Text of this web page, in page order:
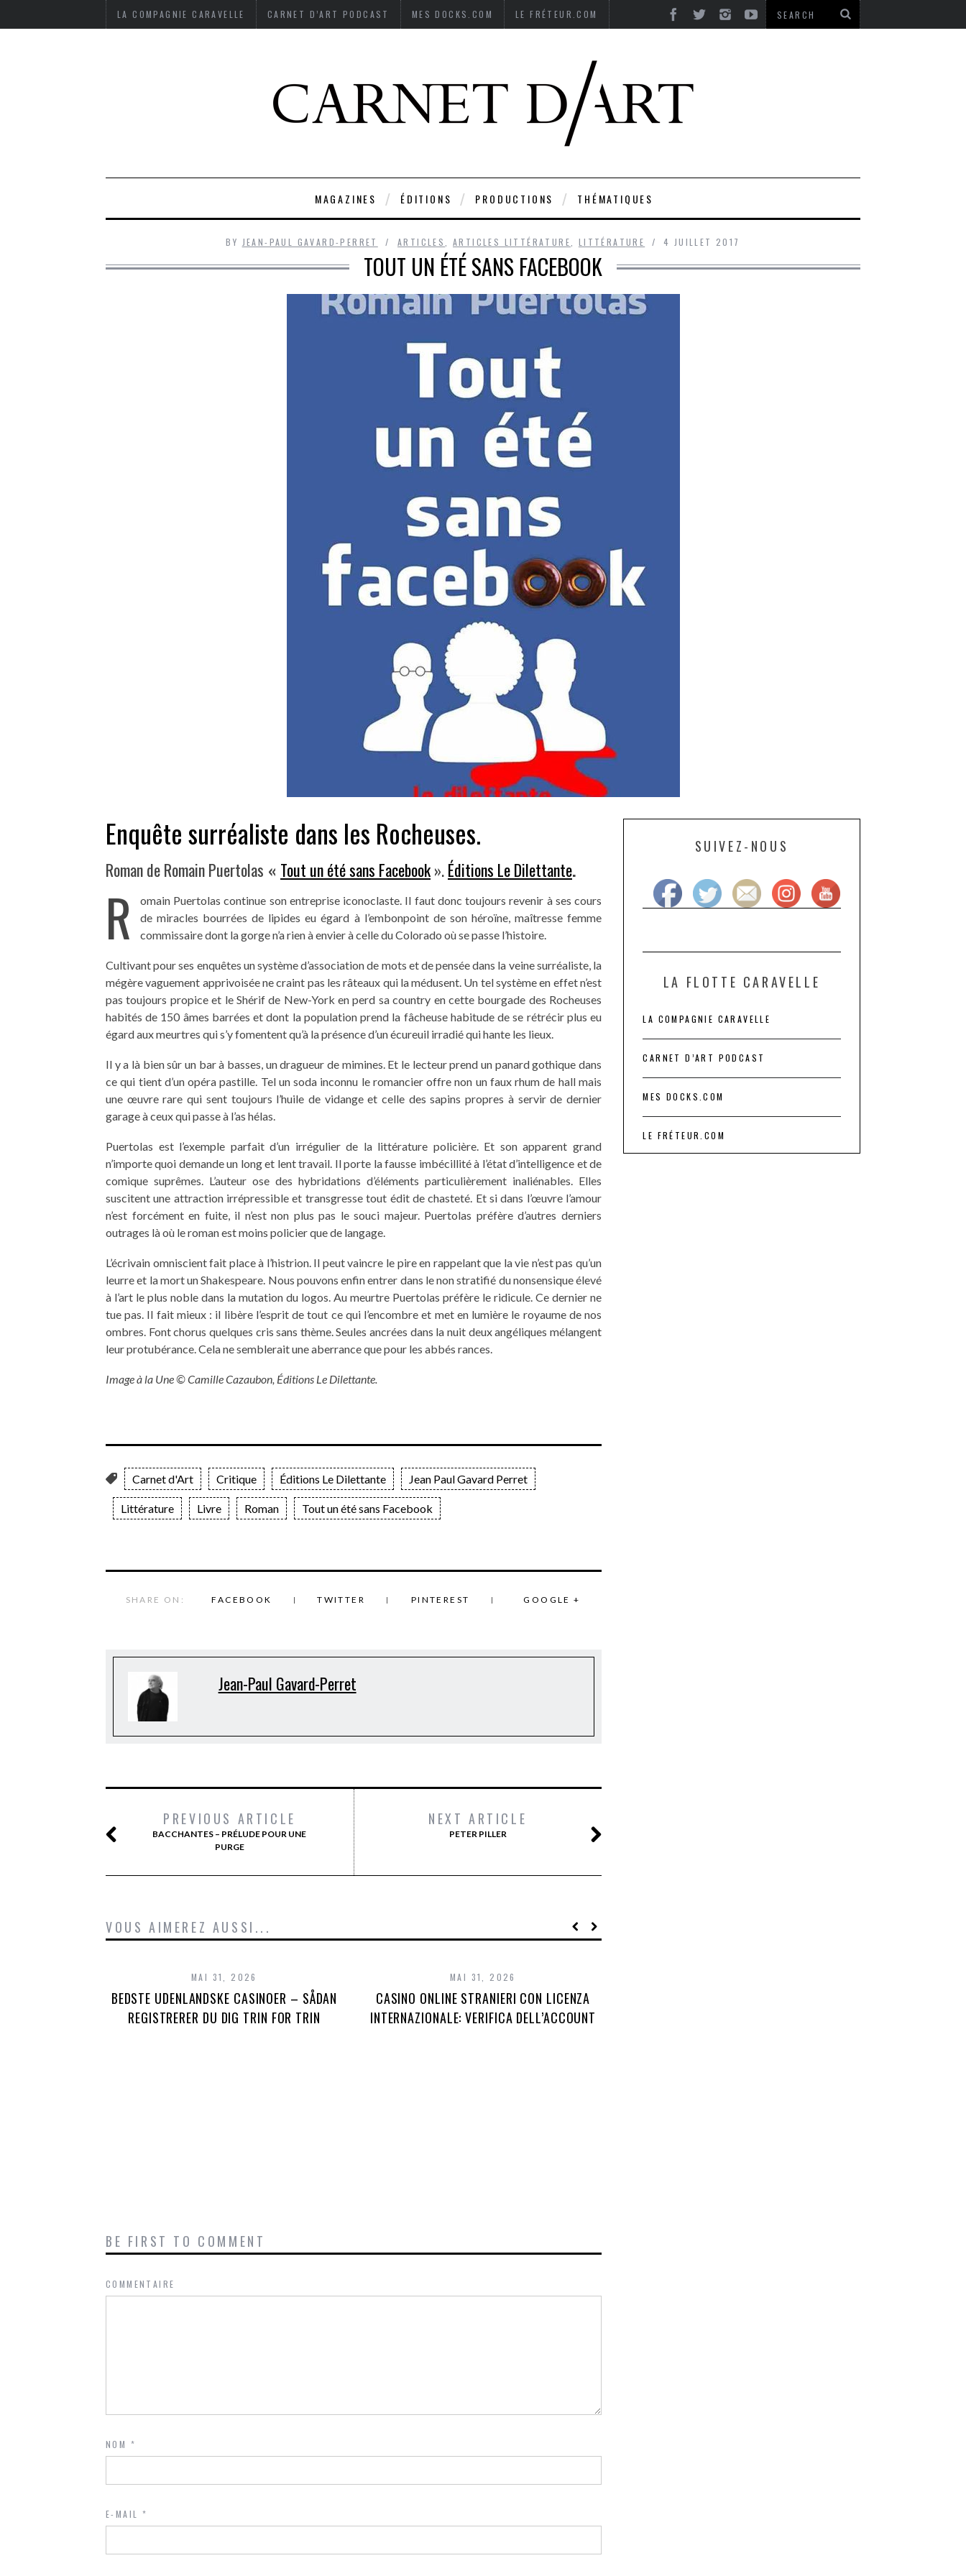
LA COMPAGNIE CARAVELLE CARNET D’ART PODCAST MES DOCKS.COM LE FRÉTEUR.COM
MAGAZINES ÉDITIONS PRODUCTIONS THÉMATIQUES
BY JEAN-PAUL GAVARD-PERRET ARTICLES ARTICLES LITTÉRATURE LITTÉRATURE 4 JUILLET 2017
TOUT UN ÉTÉ SANS FACEBOOK
Enquête surréaliste dans les Rocheuses.
Roman de Romain Puertolas « Tout un été sans Facebook».Éditions Le Dilettante.
R
omain Puertolas continue son entreprise iconoclaste. Il faut donc toujours revenir à ses cours
de miracles bourrées de lipides eu égard à l’embonpoint de son héroïne, maîtresse femme
commissaire dont la gorge n’a rien à envier à celle du Colorado où se passe l’histoire.
Cultivant pour ses enquêtes un système d’association de mots et de pensée dans la veine surréaliste, la
mégère vaguement apprivoisée ne craint pas les râteaux qui la médusent. Un tel système en effet n’est
pas toujours propice et le Shérif de New-York en perd sa country en cette bourgade des Rocheuses
habités de 150 âmes barrées et dont la population prend la fâcheuse habitude de se rétrécir plus eu
égard aux meurtres qui s’y fomentent qu’à la présence d’un écureuil irradié qui hante les lieux.
Il y a là bien sûr un bar à basses, un dragueur de mimines. Et le lecteur prend un panard gothique dans
ce qui tient d’un opéra pastille. Tel un soda inconnu le romancier offre non un faux rhum de hall mais
une œuvre rare qui sent toujours l’huile de vidange et celle des sapins propres à servir de dernier
garage à ceux qui passe à l’as hélas.
Puertolas est l’exemple parfait d’un irrégulier de la littérature policière. Et son apparent grand
n’importe quoi demande un long et lent travail. Il porte la fausse imbécillité à l’état d’intelligence et de
comique suprêmes. L’auteur ose des hybridations d’éléments particulièrement inaliénables. Elles
suscitent une attraction irrépressible et transgresse tout édit de chasteté. Et si dans l’œuvre l’amour
n’est forcément en fuite, il n’est non plus pas le souci majeur. Puertolas préfère d’autres derniers
outrages là où le roman est moins policier que de langage.
L’écrivain omniscient fait place à l’histrion. Il peut vaincre le pire en rappelant que la vie n’est pas qu’un
leurre et la mort un Shakespeare. Nous pouvons enfin entrer dans le non stratifié du nonsensique élevé
à l’art le plus noble dans la mutation du logos. Au meurtre Puertolas préfère le ridicule. Ce dernier ne
tue pas. Il fait mieux : il libère l’esprit de tout ce qui l’encombre et met en lumière le royaume de nos
ombres. Font chorus quelques cris sans thème. Seules ancrées dans la nuit deux angéliques mélangent
leur protubérance. Cela ne semblerait une aberrance que pour les abbés rances.
Image à la Une © Camille Cazaubon, Éditions Le Dilettante.
Carnet d'Art Critique Éditions Le Dilettante Jean Paul Gavard Perret
Littérature Livre Roman Tout un été sans Facebook
SHARE ON: FACEBOOK TWITTER PINTEREST GOOGLE +
Jean-Paul Gavard-Perret
PREVIOUS ARTICLE
BACCHANTES – PRÉLUDE POUR UNE
PURGE
NEXT ARTICLE
PETER PILLER
VOUS AIMEREZ AUSSI...
MAI 31, 2026
BEDSTE UDENLANDSKE CASINOER – SÅDAN
REGISTRERER DU DIG TRIN FOR TRIN
MAI 31, 2026
CASINO ONLINE STRANIERI CON LICENZA
INTERNAZIONALE: VERIFICA DELL’ACCOUNT
BE FIRST TO COMMENT
COMMENTAIRE
NOM *
E-MAIL *
SUIVEZ-NOUS
LA FLOTTE CARAVELLE
LA COMPAGNIE CARAVELLE
CARNET D’ART PODCAST
MES DOCKS.COM
LE FRÉTEUR.COM